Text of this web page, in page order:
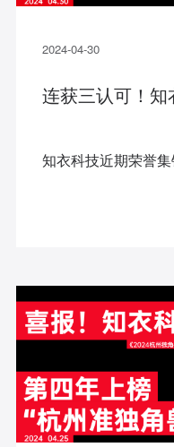
2024-04-30
连获三认可！
知衣科技近期荣誉